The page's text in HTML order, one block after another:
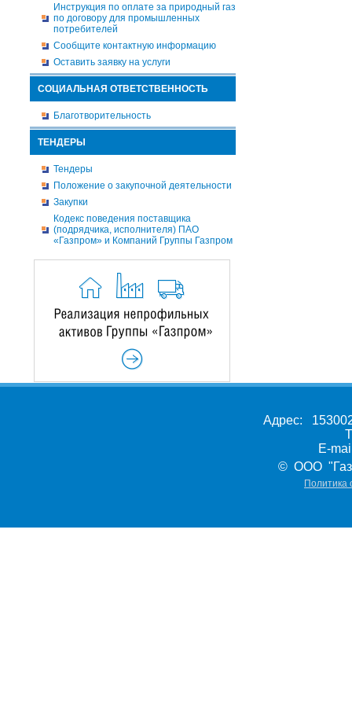
Инструкция по оплате за природный газ
по договору для промышленных
потребителей
Сообщите контактную информацию
Оставить заявку на услуги
СОЦИАЛЬНАЯ ОТВЕТСТВЕННОСТЬ
Благотворительность
ТЕНДЕРЫ
Тендеры
Положение о закупочной деятельности
Закупки
Кодекс поведения поставщика
(подрядчика, исполнителя) ПАО
«Газпром» и Компаний Группы Газпром
Адрес:
E-
© ООО
Политика